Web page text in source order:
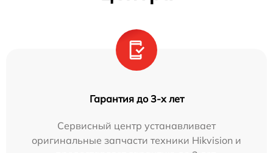
Гарантия до 3-х лет
Сервисный центр устанавливает
оригинальные запчасти техники Hikvision и